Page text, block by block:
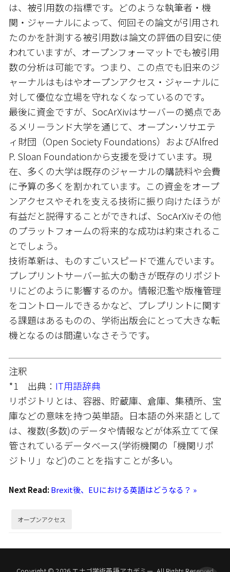
は、被引用数の指標です。どのような執筆者・機
関・ジャーナルによって、何回その論文が引用され
たのかを計測する被引用数は論文の評価の目安に使
われていますが、オープンフォーマットでも被引用
数の分析は可能です。つまり、この点でも旧来のジ
ャーナルはもはやオープンアクセス・ジャーナルに
対して優位な立場を守れなくなっているのです。
最後に資金ですが、SocArXivはサーバーの拠点であ
るメリーランド大学を通じて、オープン･ソサエテ
ィ財団（Open Society Foundations）およびAlfred
P. Sloan Foundationから支援を受けています。現
在、多くの大学は既存のジャーナルの購読料や会費
に予算の多くを割かれています。この資金をオープ
ンアクセスやそれを支える技術に振り向けたほうが
有益だと説得することができれば、SocArXivその他
のプラットフォームの将来的な成功は約束されるこ
とでしょう。
技術革新は、ものすごいスピードで進んでいます。
プレプリントサーバー拡大の動きが既存のリポジト
リにどのように影響するのか。情報氾濫や版権管理
をコントロールできるかなど、プレプリントに関す
る課題はあるものの、学術出版会にとって大きな転
機となるのは間違いなさそうです。
注釈
*1 出典： IT用語辞典
リポジトリとは、容器、貯蔵庫、倉庫、集積所、宝
庫などの意味を持つ英単語。日本語の外来語として
は、複数(多数)のデータや情報などが体系立てて保
管されているデータベース(学術機関の「機関リポ
ジトリ」など)のことを指すことが多い。
Next Read:Brexit後、EUにおける英語はどうなる？ »
オープンアクセス